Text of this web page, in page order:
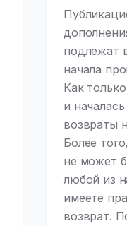
подлежат
начала
Как
и
возвраты
Более
не может
любой из
имеете
возврат.